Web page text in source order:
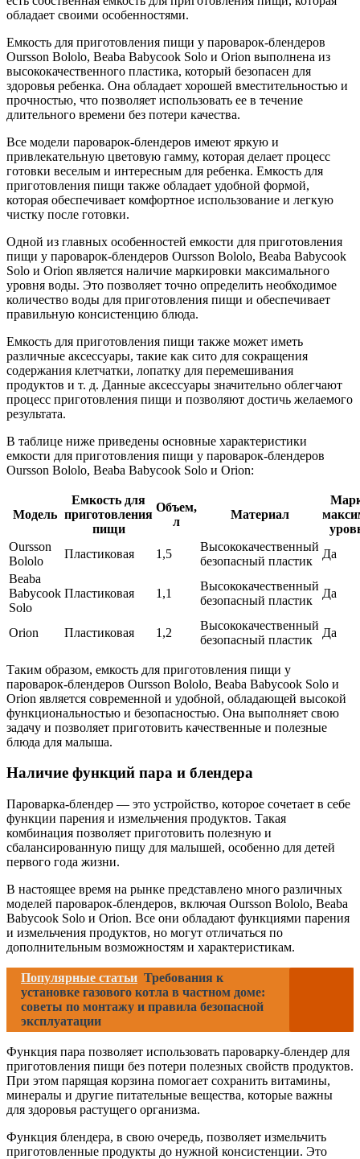
обладает своими особенностями.
Емкость для приготовления пищи у пароварок-блендеров
Oursson Bololo, Beaba Babycook Solo и Orion выполнена из
высококачественного пластика, который безопасен для
здоровья ребенка. Она обладает хорошей вместительностью и
прочностью, что позволяет использовать ее в течение
длительного времени без потери качества.
Все модели пароварок-блендеров имеют яркую и
привлекательную цветовую гамму, которая делает процесс
готовки веселым и интересным для ребенка. Емкость для
приготовления пищи также обладает удобной формой,
которая обеспечивает комфортное использование и легкую
чистку после готовки.
Одной из главных особенностей емкости для приготовления
пищи у пароварок-блендеров Oursson Bololo, Beaba Babycook
Solo и Orion является наличие маркировки максимального
уровня воды. Это позволяет точно определить необходимое
количество воды для приготовления пищи и обеспечивает
правильную консистенцию блюда.
Емкость для приготовления пищи также может иметь
различные аксессуары, такие как сито для сокращения
содержания клетчатки, лопатку для перемешивания
продуктов и т. д. Данные аксессуары значительно облегчают
процесс приготовления пищи и позволяют достичь желаемого
результата.
В таблице ниже приведены основные характеристики
емкости для приготовления пищи у пароварок-блендеров
Oursson Bololo, Beaba Babycook Solo и Orion:
Модель
Емкость для
приготовления
пищи
Объем,
л
Материал
Oursson
Bololo
Пластиковая 1,5
Высококачественный
безопасный пластик
Да
Beaba
Babycook
Solo
Пластиковая 1,1
Высококачественный
безопасный пластик
Да
Orion Пластиковая 1,2
Высококачественный
безопасный пластик
Да
Таким образом, емкость для приготовления пищи у
пароварок-блендеров Oursson Bololo, Beaba Babycook Solo и
Orion является современной и удобной, обладающей высокой
функциональностью и безопасностью. Она выполняет свою
задачу и позволяет приготовить качественные и полезные
блюда для малыша.
Наличие функций пара и блендера
Пароварка-блендер — это устройство, которое сочетает в себе
функции парения и измельчения продуктов. Такая
комбинация позволяет приготовить полезную и
сбалансированную пищу для малышей, особенно для детей
первого года жизни.
В настоящее время на рынке представлено много различных
моделей пароварок-блендеров, включая Oursson Bololo, Beaba
Babycook Solo и Orion. Все они обладают функциями парения
и измельчения продуктов, но могут отличаться по
дополнительным возможностям и характеристикам.
Популярные статьи Требования к
установке газового котла в частном доме:
советы по монтажу и правила безопасной
эксплуатации
Функция пара позволяет использовать пароварку-блендер для
приготовления пищи без потери полезных свойств продуктов.
При этом парящая корзина помогает сохранить витамины,
минералы и другие питательные вещества, которые важны
для здоровья растущего организма.
Функция блендера, в свою очередь, позволяет измельчить
приготовленные продукты до нужной консистенции. Это